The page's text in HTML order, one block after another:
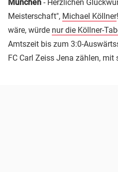
München - Herzlichen
Meisterschaft", Michael Köllner
wäre, würde nur die Köllner-
Amtszeit bis zum 3:0-
FC Carl Zeiss Jena zählen, mit